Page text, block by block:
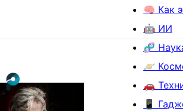
🧠 Как
🤖 ИИ
🧬
🪐
🚗
📱